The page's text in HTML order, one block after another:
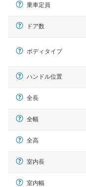
乗車定員
ドア数
ボディタイプ
ハンドル位置
全長
全幅
全高
室内長
室内幅